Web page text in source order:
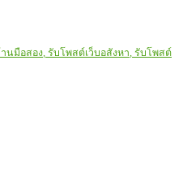
นมือสอง, รับโพสต์เว็บอสังหา, รับโพสต์